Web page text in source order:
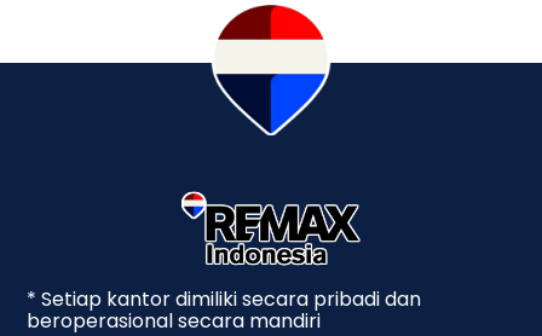
* Setiap kantor dimiliki secara pribadi dan
beroperasional secara mandiri